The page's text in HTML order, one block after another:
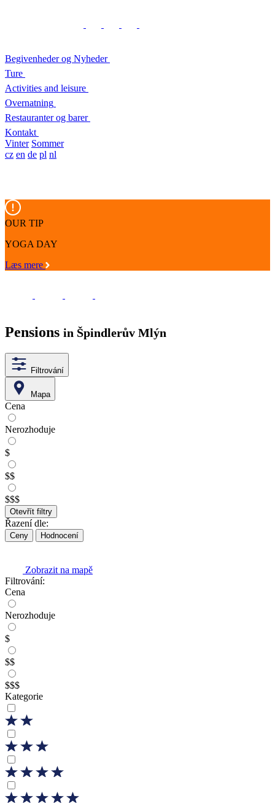
Begivenheder og Nyheder
Ture
Activities and leisure
Overnatning
Restauranter og barer
Kontakt
Vinter Sommer
cz en de pl nl
OUR TIP
YOGA DAY
Læs mere
Pensions in Špindlerův Mlýn
Filtrování
Mapa
Cena
Nerozhoduje
$
$$
$$$
Otevřít filtry
Řazení dle:
Ceny Hodnocení
Zobrazit na mapě
Filtrování:
Cena
Nerozhoduje
$
$$
$$$
Kategorie